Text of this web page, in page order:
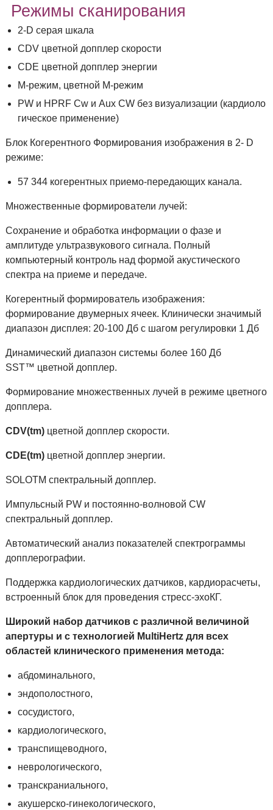
Режимы сканирования
2-D серая шкала
CDV цветной допплер скорости
CDE цветной допплер энергии
M-режим, цветной М-режим
PW и HPRF Cw и Aux CW без визуализации (кардиоло
гическое применение)
Блок Когерентного Формирования изображения в 2- D
режиме:
57 344 когерентных приемо-передающих канала.
Множественные формирователи лучей:
Сохранение и обработка информации о фазе и
амплитуде ультразвукового сигнала. Полный
компьютерный контроль над формой акустического
спектра на приеме и передаче.
Когерентный формирователь изображения:
формирование двумерных ячеек. Клинически значимый
диапазон дисплея: 20-100 Дб с шагом регулировки 1 Дб
Динамический диапазон системы более 160 Дб
SST™ цветной допплер.
Формирование множественных лучей в режиме цветного
допплера.
СDV(tm)цветной допплер скорости.
СDЕ(tm)цветной допплер энергии.
SOLОТМ спектральный допплер.
Импульсный PW и постоянно-волновой CW
спектральный допплер.
Aвтоматический анализ показателей спектрограммы
допплерографии.
Поддержка кардиологических датчиков, кардиорасчеты,
встроенный блок для проведения стресс-эхоКГ.
Широкий набор датчиков с различной величиной
апертуры и с технологией MultiHertz для всех
областей клинического применения метода:
абдоминального,
эндополостного,
сосудистого,
кардиологического,
транспищеводного,
неврологического,
транскраниального,
акушерско-гинекологического,